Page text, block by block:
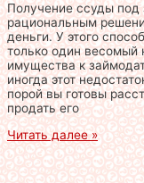
Получение ссуды под
рациональным
деньги. У этого
только один весомый
имущества к
иногда этот
порой вы готовы
продать его
Читать далее »